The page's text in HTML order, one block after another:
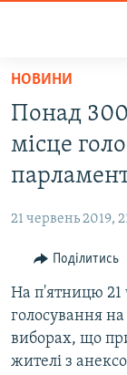
Перейти
основного
матеріалу
до
основної
навігації
Перейти
пошуку
ВОДА.КРИМ
БЛОГИ
ПОГЛЯД
ІНТЕРВ'Ю
ВСЕ ЗА ДЕНЬ
СПЕЦПРОЕКТИ
НОВИНИ
Понад
місце
21 червень 2019,
Поділитись
На п'ятницю 21
голосування
виборах, що
жителі з